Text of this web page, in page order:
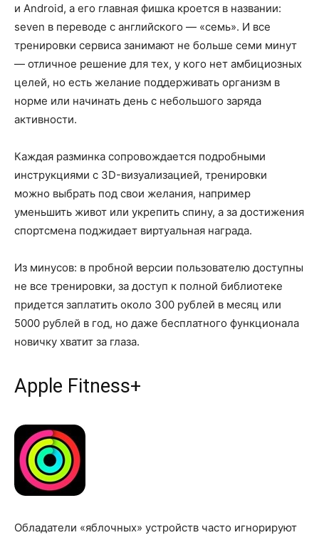
и Android, а его главная фишка кроется в названии:
seven в переводе с английского — «семь». И все
тренировки сервиса занимают не больше семи минут
— отличное решение для тех, у кого нет амбициозных
целей, но есть желание поддерживать организм в
норме или начинать день с небольшого заряда
активности.
Каждая разминка сопровождается подробными
инструкциями с 3D-визуализацией, тренировки
можно выбрать под свои желания, например
уменьшить живот или укрепить спину, а за достижения
спортсмена поджидает виртуальная награда.
Из минусов: в пробной версии пользователю доступны
не все тренировки, за доступ к полной библиотеке
придется заплатить около 300 рублей в месяц или
5000 рублей в год, но даже бесплатного функционала
новичку хватит за глаза.
Apple Fitness+
Обладатели «яблочных» устройств часто игнорируют